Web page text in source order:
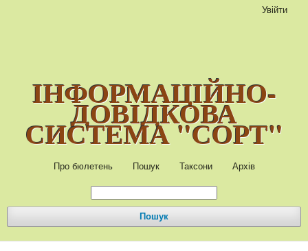
ІНФОРМАЦІЙНО-
ДОВІДКОВА
СИСТЕМА "СОРТ"
Про бюлетень Пошук Таксони Архів
Пошук
Увійти